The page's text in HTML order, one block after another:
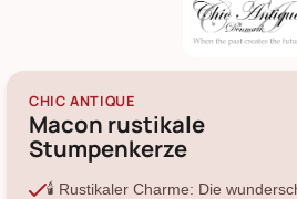
CHIC ANTIQUE
Macon rustikale
Stumpenkerze
🕯️ Rustikaler Charme: Die